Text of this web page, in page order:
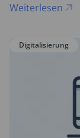
Weiterlesen
Digitalisierung